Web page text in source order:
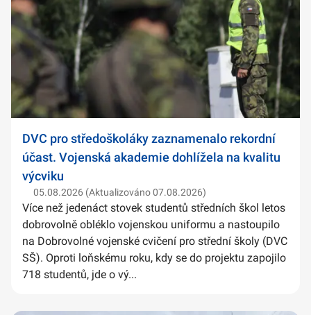
DVC pro středoškoláky zaznamenalo rekordní
účast. Vojenská akademie dohlížela na kvalitu
výcviku
05.08.2026 (Aktualizováno 07.08.2026)
Více než jedenáct stovek studentů středních škol letos
dobrovolně obléklo vojenskou uniformu a nastoupilo
na Dobrovolné vojenské cvičení pro střední školy (DVC
SŠ). Oproti loňskému roku, kdy se do projektu zapojilo
718 studentů, jde o vý...